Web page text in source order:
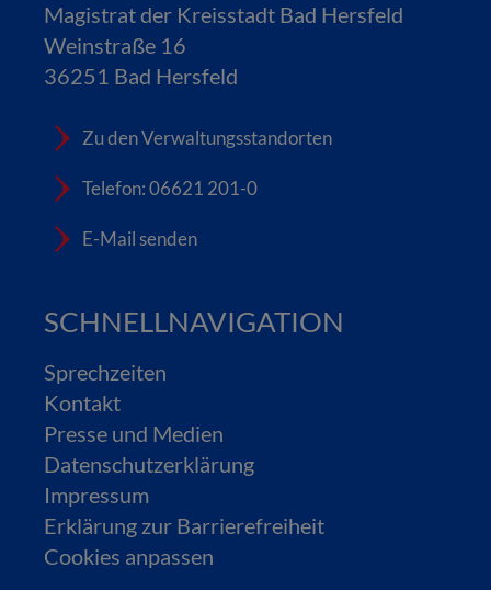
Magistrat der Kreisstadt Bad Hersfeld
Weinstraße 16
36251 Bad Hersfeld
Zu den Verwaltungsstandorten
Telefon: 06621 201-0
E-Mail senden
SCHNELLNAVIGATION
Sprechzeiten
Kontakt
Presse und Medien
Datenschutzerklärung
Impressum
Erklärung zur Barrierefreiheit
Cookies anpassen